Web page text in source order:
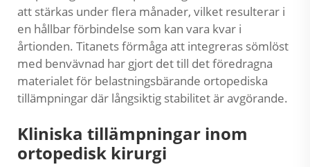
att stärkas under flera månader, vilket resulterar i
en hållbar förbindelse som kan vara kvar i
årtionden. Titanets förmåga att integreras sömlöst
med benvävnad har gjort det till det föredragna
materialet för belastningsbärande ortopediska
tillämpningar där långsiktig stabilitet är avgörande.
Kliniska tillämpningar inom
ortopedisk kirurgi